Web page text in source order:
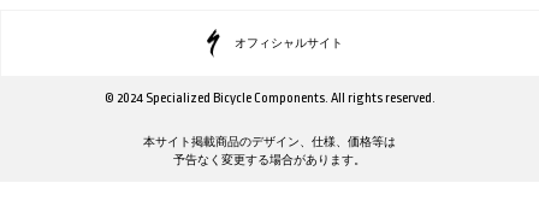
オフィシャルサイト
© 2024 Specialized Bicycle Components. All rights reserved.
本サイト掲載商品のデザイン、仕様、価格等は
予告なく変更する場合があります。